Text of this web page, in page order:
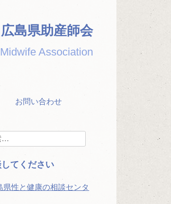
島県助産師会
Association
お問い合わせ
てください
県性と健康の相談センタ